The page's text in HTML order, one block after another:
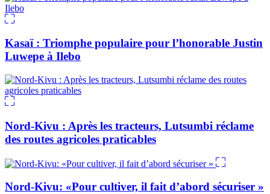
Kasaï : Triomphe populaire pour l’honorable Justin
Luwepe à Ilebo
Nord-Kivu : Après les tracteurs, Lutsumbi réclame
des routes agricoles praticables
Nord-Kivu: «Pour cultiver, il fait d’abord sécuriser »